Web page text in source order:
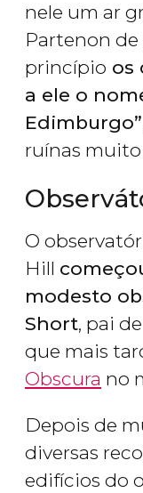
nele um ar
Partenon de
princípio os
a ele o
Edimburgo”
ruínas
O
Hill
modesto
Short, pai
que mais
Obscura no
Depois de
diversas
edifícios do